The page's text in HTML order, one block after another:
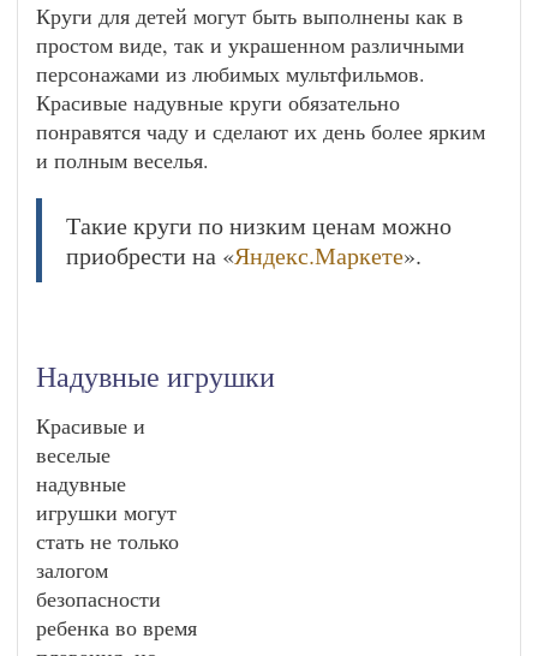
Круги для детей могут быть выполнены как в
простом виде, так и украшенном различными
персонажами из любимых мультфильмов.
Красивые надувные круги обязательно
понравятся чаду и сделают их день более ярким
и полным веселья.
Такие круги по низким ценам можно
приобрести на «Яндекс.Маркете».
Надувные игрушки
Красивые и
веселые
надувные
игрушки могут
стать не только
залогом
безопасности
ребенка во время